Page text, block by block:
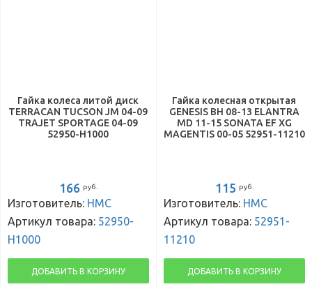
Гайка колеса литой диск
TERRACAN TUCSON JM 04-09
TRAJET SPORTAGE 04-09
52950-H1000
166 руб.
Изготовитель: HMC
Артикул товара: 52950-
H1000
ДОБАВИТЬ В КОРЗИНУ
Гайка колесная открытая
GENESIS BH 08-13 ELANTRA
MD 11-15 SONATA EF XG
MAGENTIS 00-05 52951-11210
115 руб.
Изготовитель: HMC
Артикул товара: 52951-
11210
ДОБАВИТЬ В КОРЗИНУ